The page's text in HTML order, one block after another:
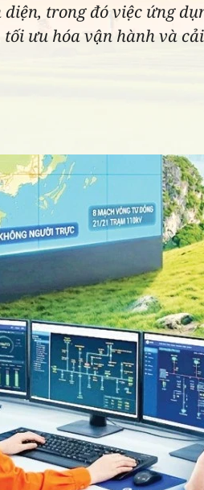
diện, trong đó việc ứng
tối ưu hóa vận hành và